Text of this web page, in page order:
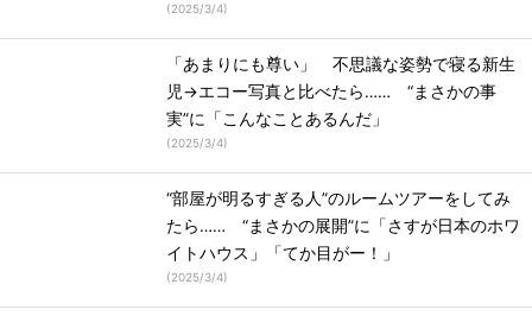
(2025/3/4)
「あまりにも尊い」 不思議な姿勢で寝る新生
児→エコー写真と比べたら…… “まさかの事
実”に「こんなことあるんだ」
(2025/3/4)
“部屋が明るすぎる人”のルームツアーをしてみ
たら…… “まさかの展開”に「さすが日本のホワ
イトハウス」「てか目がー！」
(2025/3/4)